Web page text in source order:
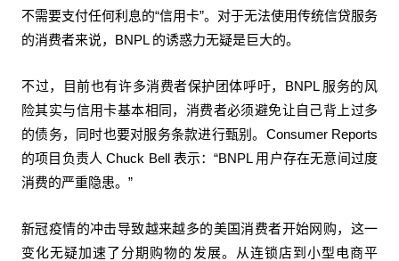
不需要支付任何利息的“信用卡”。对于无法使用传统信贷服务
的消费者来说，BNPL 的诱惑力无疑是巨大的。
不过，目前也有许多消费者保护团体呼吁，BNPL 服务的风
险其实与信用卡基本相同，消费者必须避免让自己背上过多
的债务，同时也要对服务条款进行甄别。Consumer Reports
的项目负责人 Chuck Bell 表示：“BNPL 用户存在无意间过度
消费的严重隐患。”
新冠疫情的冲击导致越来越多的美国消费者开始网购，这一
变化无疑加速了分期购物的发展。从连锁店到小型电商平